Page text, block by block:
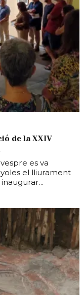
de la XXIV
es va
el lliurament